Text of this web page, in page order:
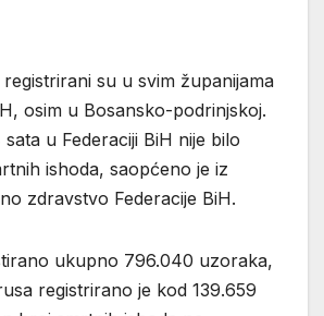
su u svim županijama
osim u Bosansko-podrinjskoj.
u Federaciji BiH nije bilo
ishoda, saopćeno je iz
zdravstvo Federacije BiH.
ukupno 796.040 uzoraka,
registrirano je kod 139.659